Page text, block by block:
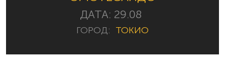
ДАТА: 29.08
ГОРОД: ТОКИО